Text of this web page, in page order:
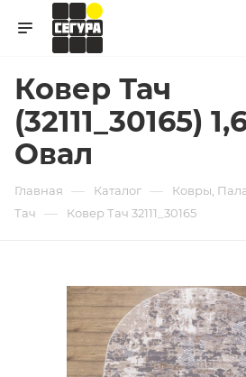
Ковер Тач
(32111_30165)
Овал
Главная — Каталог — Ковры,
Тач — Ковер Тач 32111_30165